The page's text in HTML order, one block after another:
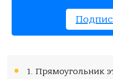
1. Прямоугольник